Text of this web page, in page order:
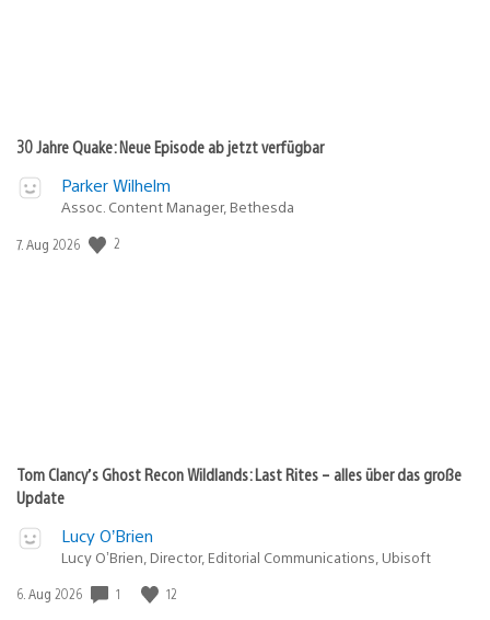
30 Jahre Quake: Neue Episode ab jetzt verfügbar
Parker Wilhelm
Assoc. Content Manager, Bethesda
Veröffentlichungsdatum:
7. Aug 2026 2
Tom Clancy’s Ghost Recon Wildlands: Last Rites – alles über das große
Update
Lucy O’Brien
Lucy O’Brien, Director, Editorial Communications, Ubisoft
Veröffentlichungsdatum:
6. Aug 2026 1 12